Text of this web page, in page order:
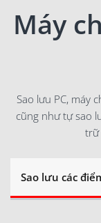
Máy
Sao lưu PC, máy
cũng như tự sao
trữ
Sao lưu các